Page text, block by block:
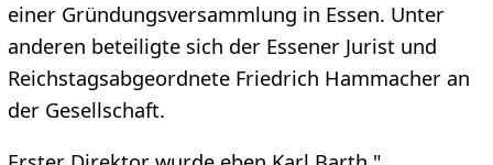
einer Gründungsversammlung in Essen. Unter
anderen beteiligte sich der Essener Jurist und
Reichstagsabgeordnete Friedrich Hammacher an
der Gesellschaft.